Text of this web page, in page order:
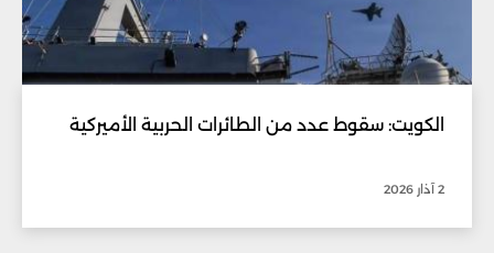
الكويت: سقوط عدد من الطائرات الحربية الأميركية
2 آذار 2026